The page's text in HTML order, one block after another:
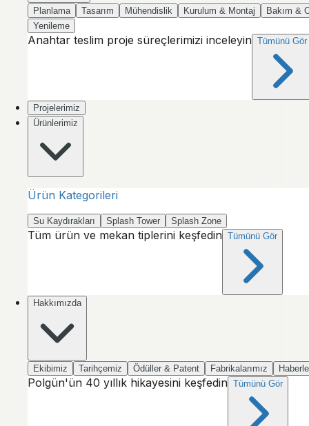
Planlama Tasarım Mühendislik Kurulum & Montaj
Bakım &
Yenileme
Anahtar teslim proje süreçlerimizi inceleyin Tümünü Gör
Projelerimiz
Ürünlerimiz
Ürün Kategorileri
Su Kaydırakları Splash Tower Splash Zone
Tüm ürün ve mekan tiplerini keşfedin Tümünü Gör
Hakkımızda
Ekibimiz Tarihçemiz Ödüller & Patent Fabrikalarımız
Polgün'ün 40 yıllık hikayesini keşfedin Tümünü Gör